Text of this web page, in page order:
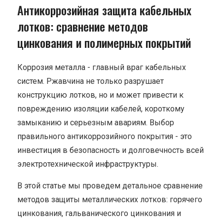
Антикоррозийная защита кабельных
лотков: сравнение методов
цинкования и полимерных покрытий
Коррозия металла - главный враг кабельных
систем. Ржавчина не только разрушает
конструкцию лотков, но и может привести к
повреждению изоляции кабелей, короткому
замыканию и серьезным авариям. Выбор
правильного антикоррозийного покрытия - это
инвестиция в безопасность и долговечность всей
электротехнической инфраструктуры.
В этой статье мы проведем детальное сравнение
методов защиты металлических лотков: горячего
цинкования, гальванического цинкования и